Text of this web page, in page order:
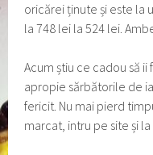
oricărei ținute și este la
la 748 lei la 524 lei.
Acum știu ce cadou să
apropie sărbătorile de
fericit. Nu mai pierd
marcat, intru pe site și